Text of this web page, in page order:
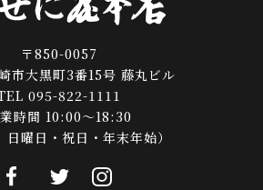
〒850-0057
市大黒町3番15号 藤丸ビル
095-822-1111
時間 10:00～18:30
日曜日・祝日・年末年始）